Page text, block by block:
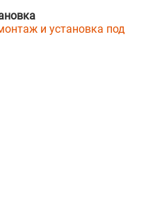
и установка под